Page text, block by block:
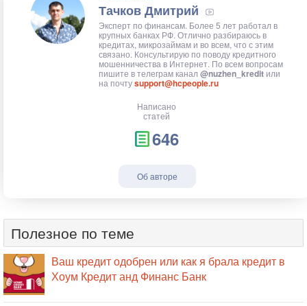
Тачков Дмитрий
Эксперт по финансам. Более 5 лет работал в
крупных банках РФ. Отлично разбираюсь в
кредитах, микрозаймам и во всем, что с этим
связано. Консультирую по поводу кредитного
мошенничества в Интернет. По всем вопросам
пишите в телеграм канал @nuzhen_kredit или
на почтуsupport@hcpeople.ru
Написано
статей
646
Об авторе
Полезное по теме
Ваш кредит одобрен или как я брала кредит в
Хоум Кредит анд Финанс Банк